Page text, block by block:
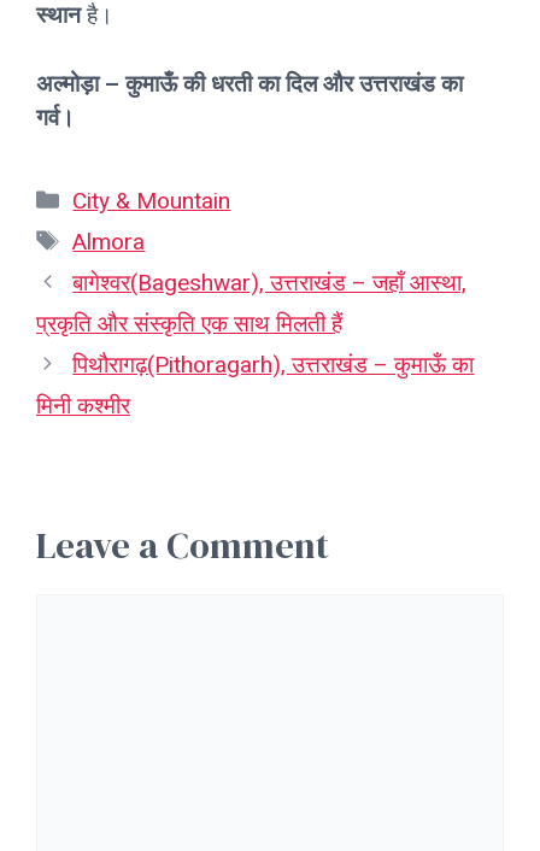
स्थानहै।
अल्मोड़ा – कुमाऊँ की धरती का दिल और उत्तराखंड का
गर्व।
Categories
City & Mountain
Tags
Almora
बागेश्वर(Bageshwar), उत्तराखंड – जहाँ आस्था,
प्रकृति और संस्कृति एक साथ मिलती हैं
पिथौरागढ़(Pithoragarh), उत्तराखंड – कुमाऊँ का
मिनी कश्मीर
Leave a Comment